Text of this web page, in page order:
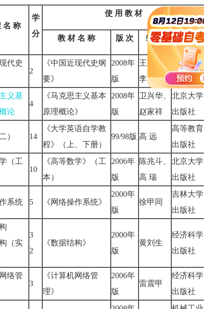
名 称
学
分
使 用 教 材
教 材 名 称
版 次 编 者 出 版 社
代史
2
《中国近现代史纲
要》
2008年
版
王顺生、
李 捷
高等教育
出版社
义基
论
4
《马克思主义基本
原理概论》
2008年
版
卫兴华、
赵家祥
北京大学
出版社
） 14
《大学英语自学教
程》（上、下册）
99/98版 高 远
高等教育
出版社
（工
10
《高等数学》（工
本）
2006年
版
陈兆斗、
高 瑞
北京大学
出版社
系统 5 《网络操作系统》
2000年
版
徐甲同
吉林大学
出版社
（实
3
2
《数据结构》
2000年
版
黄刘生
经济科学
出版社
络管
3
《计算机网络管
理》
2006年
版
雷震甲
经济科学
出版社